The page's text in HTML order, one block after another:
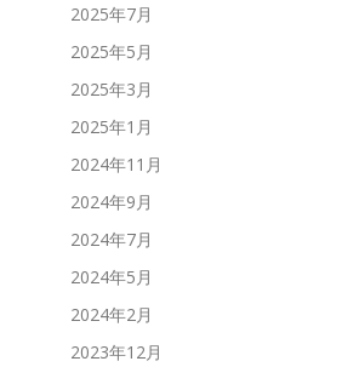
2025年7月
2025年5月
2025年3月
2025年1月
2024年11月
2024年9月
2024年7月
2024年5月
2024年2月
2023年12月